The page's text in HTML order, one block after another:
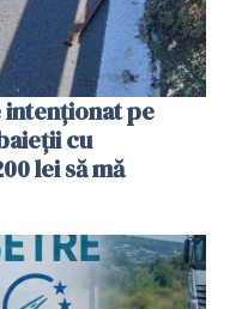
intenționat pe
cu
lei să mă